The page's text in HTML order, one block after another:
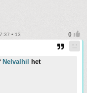
• 13
Nelvalhil het